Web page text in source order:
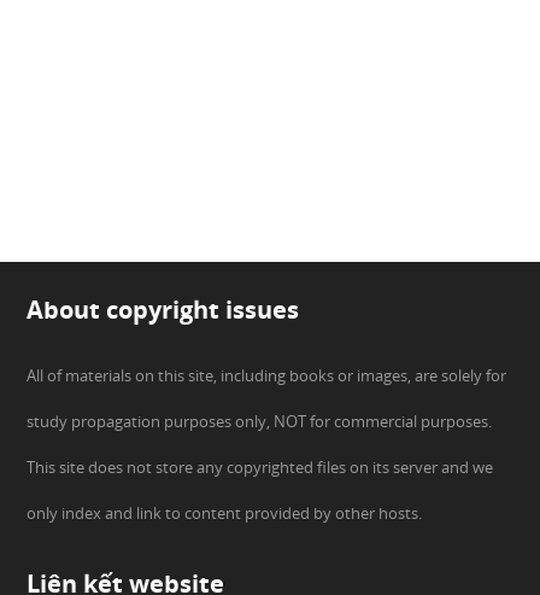
About copyright issues
All of materials on this site, including books or images, are solely for
study propagation purposes only, NOT for commercial purposes.
This site does not store any copyrighted files on its server and we
only index and link to content provided by other hosts.
Liên kết website